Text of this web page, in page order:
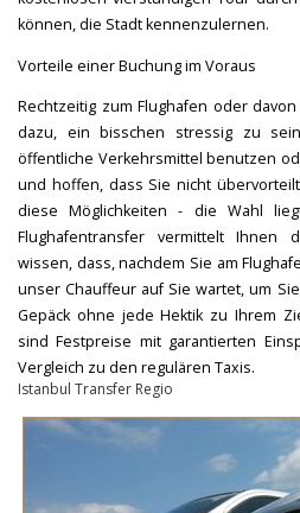
können, die Stadt kennenzulernen.
Vorteile einer Buchung im Voraus
Rechtzeitig zum Flughafen oder
dazu, ein bisschen stressig zu
öffentliche Verkehrsmittel benutzen
und hoffen, dass Sie nicht
diese Möglichkeiten - die Wahl
Flughafentransfer vermittelt Ihnen
wissen, dass, nachdem Sie am
unser Chauffeur auf Sie wartet, um
Gepäck ohne jede Hektik zu Ihrem
sind Festpreise mit garantierten
Vergleich zu den regulären Taxis.
Istanbul Transfer Regio